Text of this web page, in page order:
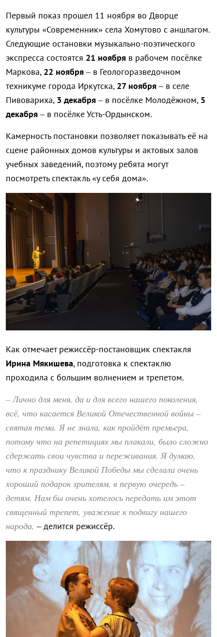
Первый показ прошел 11 ноября во Дворце
культуры «Современник» села Хомутово с аншлагом.
Следующие остановки музыкально-поэтического
экспресса состоятся 21 ноября в рабочем посёлке
Маркова, 22 ноября– в Геологоразведочном
техникуме города Иркутска, 27 ноября– в селе
Пивовариха, 3 декабря– в посёлке Молодёжном, 5
декабря– в посёлке Усть-Ордынском.
Камерность постановки позволяет показывать её на
сцене районных домов культуры и актовых залов
учебных заведений, поэтому ребята могут
посмотреть спектакль «у себя дома».
Как отмечает режиссёр-постановщик спектакля
Ирина Мякишева, подготовка к спектаклю
проходила с большим волнением и трепетом.
– Лично для меня, да и для всего нашего поколения,
всё, что касается Великой Отечественной войны –
святая тема. Я не знала, как пройдёт премьера,
потому что на репетициях мы плакали, было сложно
сдержать свои чувства и переживания. Я думаю,
что к празднику Великой Победы мы сделали очень
хороший подарок зрителям, в первую очередь –
детям. Нам бы очень хотелось передать им этот
священный трепет, уважение к подвигу нашего
народа, – делится режиссёр.